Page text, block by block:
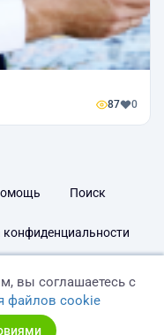
87 0
Поиск
конфиденциальности
вы соглашаетесь с
файлов cookie